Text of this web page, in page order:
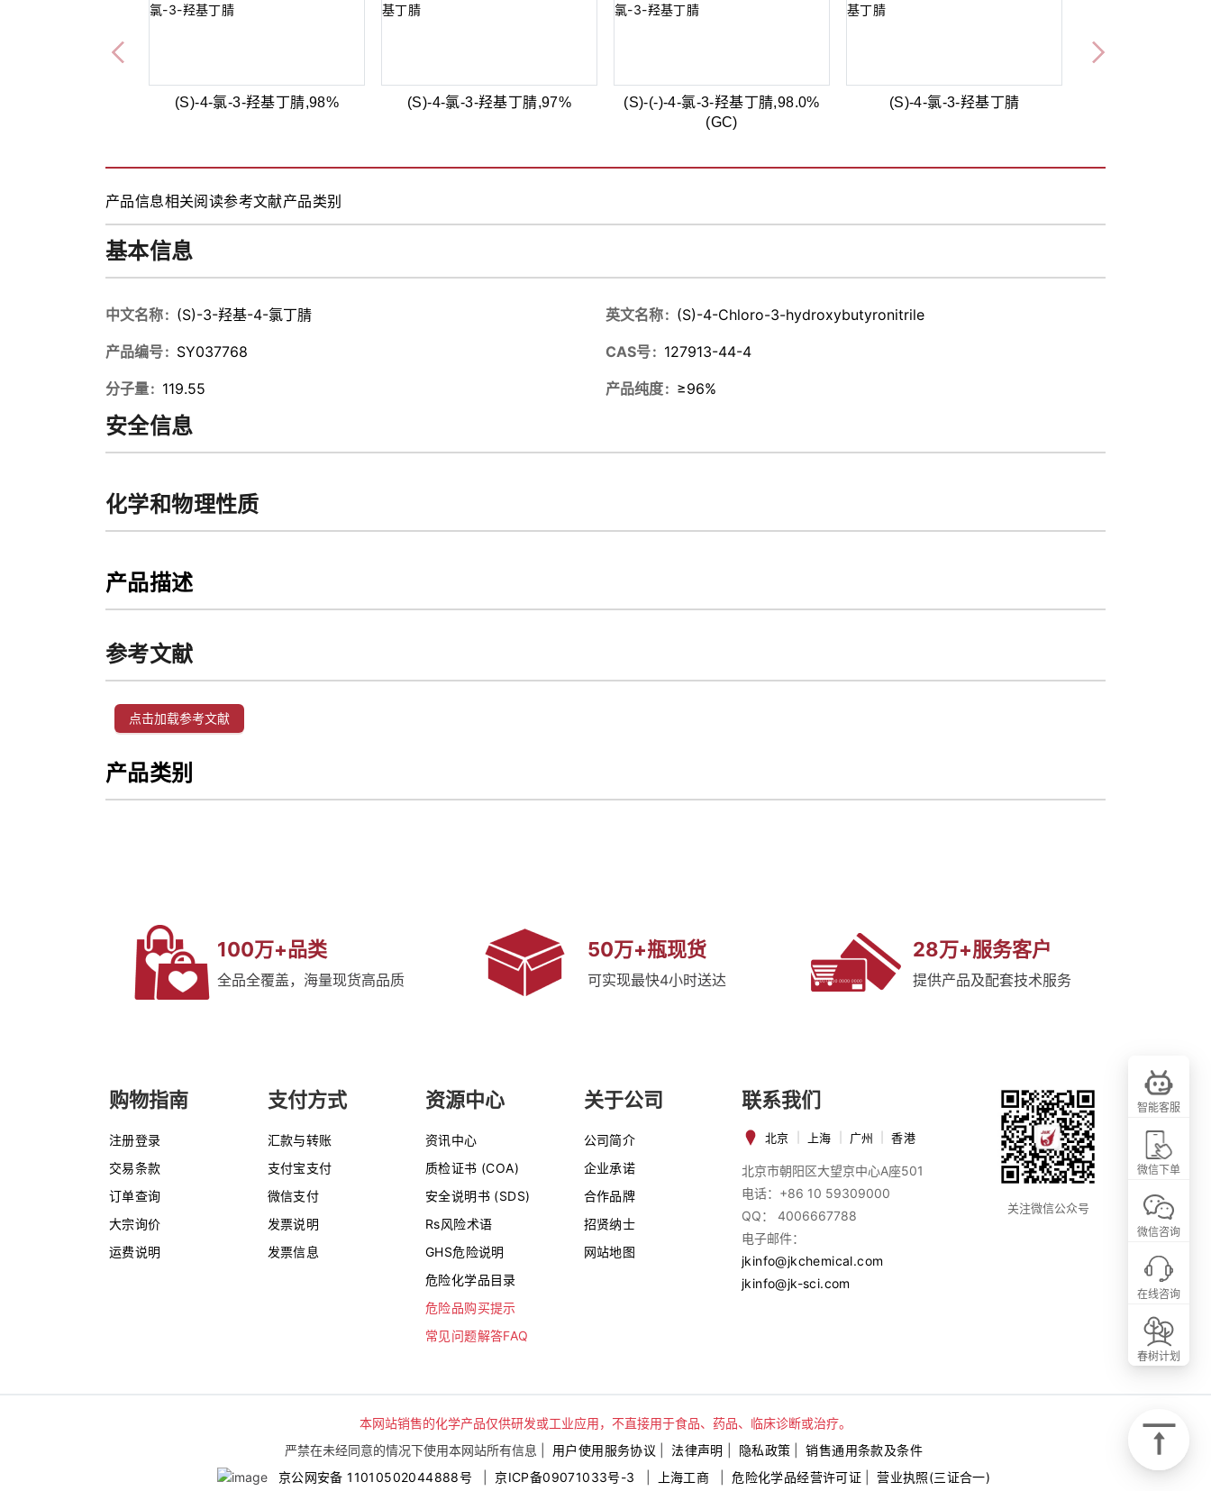
(S)-4-氯-3-羟基丁腈,98% (S)-4-氯-3-羟基丁腈,97%
(S)-(-)-4-氯-3-羟基丁腈,98.0%
(GC)
(S)-4-氯-3-羟基丁腈
产品信息相关阅读参考文献产品类别
基本信息
中文名称 (S)-3-羟基-4-氯丁腈 英文名称 (S)-4-Chloro-3-hydroxybutyronitrile
产品编号 SY037768 CAS号 127913-44-4
分子量 119.55 产品纯度 ≥96%
安全信息
化学和物理性质
产品描述
参考文献
点击加载参考文献
产品类别
100万+品类
全品全覆盖，海量现货高品质
50万+瓶现货
可实现最快4小时送达
28万+服务客户
提供产品及配套技术服务
购物指南
注册登录
交易条款
订单查询
大宗询价
运费说明
支付方式
汇款与转账
支付宝支付
微信支付
发票说明
发票信息
资源中心
资讯中心
质检证书 (COA)
安全说明书 (SDS)
Rs风险术语
GHS危险说明
危险化学品目录
危险品购买提示
常见问题解答FAQ
关于公司
公司简介
企业承诺
合作品牌
招贤纳士
网站地图
联系我们
北京 上海 广州 香港
北京市朝阳区大望京中心A座501
电话：+86 10 59309000
QQ： 4006667788
电子邮件：
jkinfo@jkchemical.com
jkinfo@jk-sci.com
关注微信公众号
本网站销售的化学产品仅供研发或工业应用，不直接用于食品、药品、临床诊断或治疗。
严禁在未经同意的情况下使用本网站所有信息 |
用户使用服务协议 法律声明 隐私政策
销售通用条款及条件
京公网安备 11010502044888号
京ICP备09071033号-3 上海工商 危险化学品经营许可证 营业执照(三证合一)
智能客服
微信下单
微信咨询
在线咨询
春树计划